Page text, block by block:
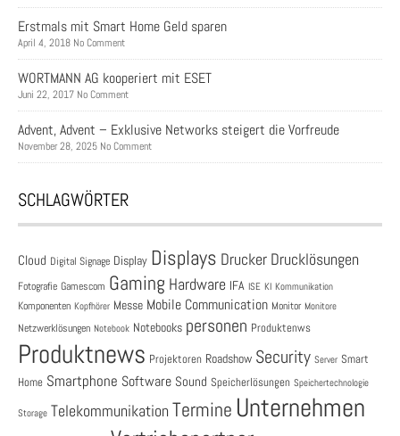
Erstmals mit Smart Home Geld sparen
April 4, 2018 No Comment
WORTMANN AG kooperiert mit ESET
Juni 22, 2017 No Comment
Advent, Advent – Exklusive Networks steigert die Vorfreude
November 28, 2025 No Comment
SCHLAGWÖRTER
Cloud Digital Signage Display Displays Drucker Drucklösungen
Fotografie Gamescom Gaming Hardware IFA ISE KI Kommunikation
Komponenten Kopfhörer Messe Mobile Communication Monitor Monitore
Netzwerklösungen Notebook Notebooks personen Produktenws
Produktnews Projektoren Roadshow Security Server Smart
Home Smartphone Software Sound Speicherlösungen Speichertechnologie
Storage Telekommunikation Termine Unternehmen